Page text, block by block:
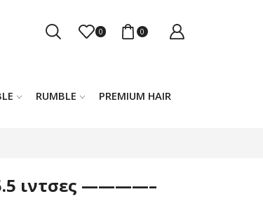
0 0
RUMBLE PREMIUM HAIR
ιντσες ————–